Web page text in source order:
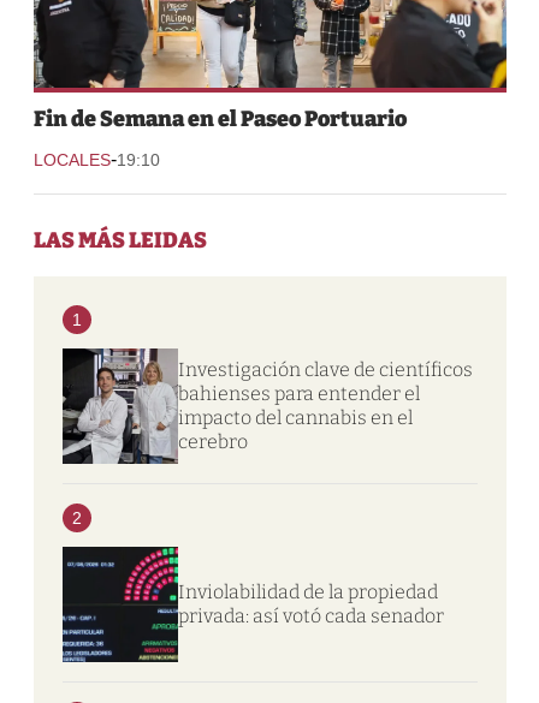
Fin de Semana en el Paseo Portuario
LOCALES-19:10
LAS MÁS LEIDAS
1
Investigación clave de científicos
bahienses para entender el
impacto del cannabis en el
cerebro
2
Inviolabilidad de la propiedad
privada: así votó cada senador